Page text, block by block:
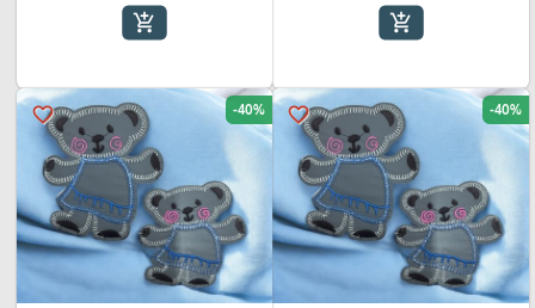
add_shopping_cart
add_shopping_cart
favorite_border -40%
favorite_border -40%